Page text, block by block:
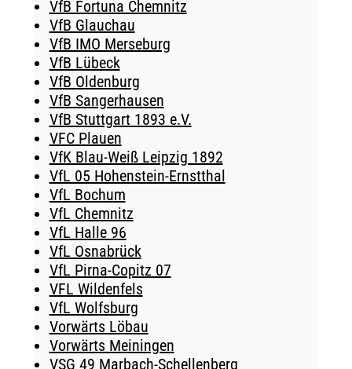
VfB Fortuna Chemnitz
VfB Glauchau
VfB IMO Merseburg
VfB Lübeck
VfB Oldenburg
VfB Sangerhausen
VfB Stuttgart 1893 e.V.
VFC Plauen
VfK Blau-Weiß Leipzig 1892
VfL 05 Hohenstein-Ernstthal
VfL Bochum
VfL Chemnitz
VfL Halle 96
VfL Osnabrück
VfL Pirna-Copitz 07
VFL Wildenfels
VfL Wolfsburg
Vorwärts Löbau
Vorwärts Meiningen
VSG 49 Marbach-Schellenberg